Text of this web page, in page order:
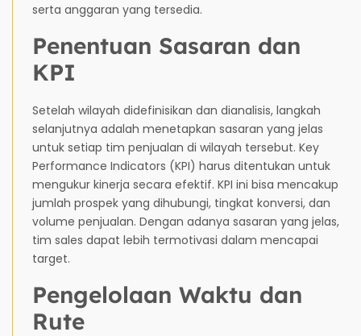
serta anggaran yang tersedia.
Penentuan Sasaran dan
KPI
Setelah wilayah didefinisikan dan dianalisis, langkah
selanjutnya adalah menetapkan sasaran yang jelas
untuk setiap tim penjualan di wilayah tersebut. Key
Performance Indicators (KPI) harus ditentukan untuk
mengukur kinerja secara efektif. KPI ini bisa mencakup
jumlah prospek yang dihubungi, tingkat konversi, dan
volume penjualan. Dengan adanya sasaran yang jelas,
tim sales dapat lebih termotivasi dalam mencapai
target.
Pengelolaan Waktu dan
Rute